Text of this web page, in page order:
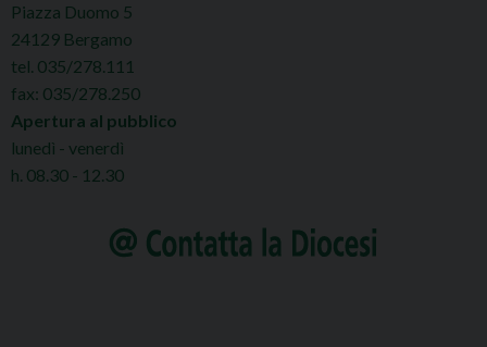
Piazza Duomo 5
24129 Bergamo
tel. 035/278.111
fax: 035/278.250
Apertura al pubblico
lunedì - venerdì
h. 08.30 - 12.30